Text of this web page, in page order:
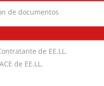
de documentos
de EE.LL.
de EE.LL.